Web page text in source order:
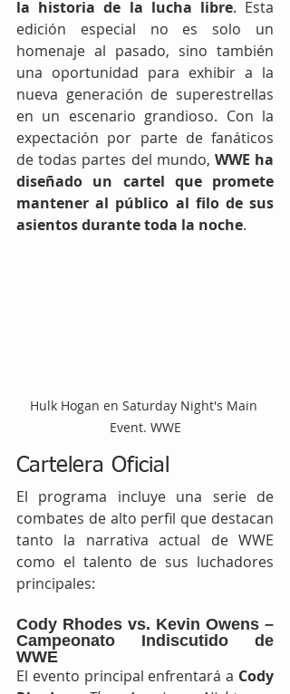
la historia de la lucha libre. Esta
edición especial no es solo un
homenaje al pasado, sino también
una oportunidad para exhibir a la
nueva generación de superestrellas
en un escenario grandioso. Con la
expectación por parte de fanáticos
de todas partes del mundo, WWE ha
diseñado un cartel que promete
mantener al público al filo de sus
asientos durante toda la noche.
Hulk Hogan en Saturday Night's Main
Event. WWE
Cartelera Oficial
El programa incluye una serie de
combates de alto perfil que destacan
tanto la narrativa actual de WWE
como el talento de sus luchadores
principales:
Cody Rhodes vs. Kevin Owens –
Campeonato Indiscutido de
WWE
El evento principal enfrentará a Cody